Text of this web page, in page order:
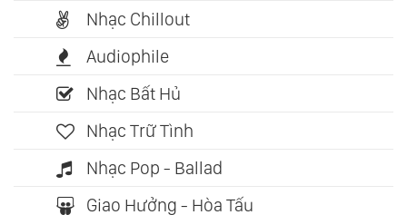
Nhạc Chillout
Audiophile
Nhạc Bất Hủ
Nhạc Trữ Tình
Nhạc Pop - Ballad
Giao Hưởng - Hòa Tấu